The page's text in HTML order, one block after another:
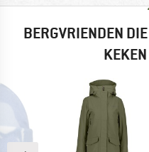
BERGVRIENDEN